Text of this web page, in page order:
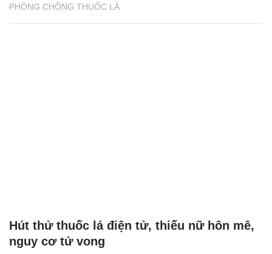
PHÒNG CHỐNG THUỐC LÁ
Hút thử thuốc lá điện tử, thiếu nữ hôn mê,
nguy cơ tử vong